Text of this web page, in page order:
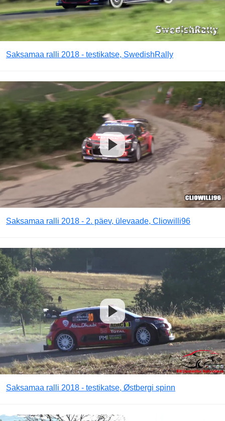
Saksamaa ralli 2018 - testikatse, SwedishRally
Saksamaa ralli 2018 - 2. päev, ülevaade, Cliowilli96
Saksamaa ralli 2018 - testikatse, Østbergi spinn